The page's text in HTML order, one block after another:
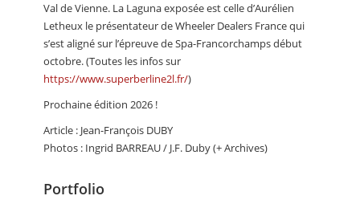
Val de Vienne. La Laguna exposée est celle d’Aurélien
Letheux le présentateur de Wheeler Dealers France qui
s’est aligné sur l’épreuve de Spa-Francorchamps début
octobre. (Toutes les infos sur
https://www.superberline2l.fr/)
Prochaine édition 2026 !
Article : Jean-François DUBY
Photos : Ingrid BARREAU / J.F. Duby (+ Archives)
Portfolio